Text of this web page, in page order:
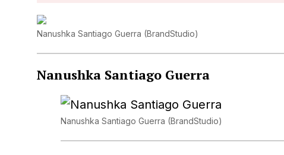
Nanushka Santiago Guerra (BrandStudio)
Nanushka Santiago Guerra
Nanushka Santiago Guerra (BrandStudio)